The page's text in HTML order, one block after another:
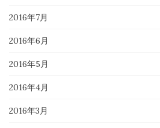
2016年7月
2016年6月
2016年5月
2016年4月
2016年3月